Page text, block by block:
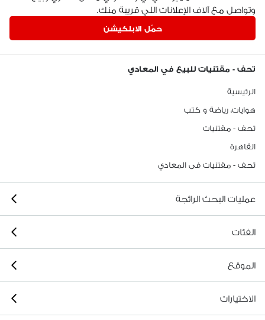
وتواصل مع آلاف الإعلانات اللي قريبة منك.
حمّل الابلكيشن
تحف - مقتنيات للبيع في المعادي
الرئيسية
هوايات، رياضة و كتب
تحف - مقتنيات
القاهرة
تحف - مقتنيات فى المعادي
عمليات البحث الرائجة
الفئات
الموقع
الاختيارات